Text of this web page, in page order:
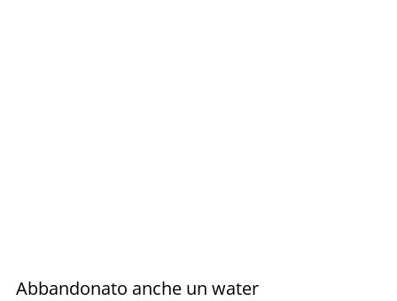
Abbandonato anche un water